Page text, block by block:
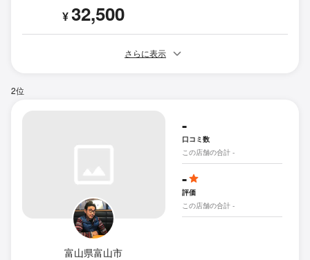
¥32,500
さらに表示
2位
富山県富山市
-
口コミ数
この店舗の合計 -
-
評価
この店舗の合計 -